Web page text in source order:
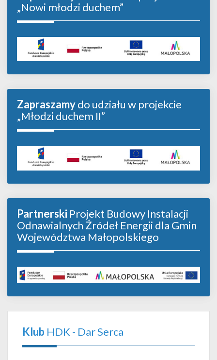
„Nowi młodzi duchem”
Zapraszamydo udziału w projekcie
„Młodzi duchem II”
Partnerski Projekt Budowy Instalacji
Odnawialnych Źródeł Energii dla Gmin
Województwa Małopolskiego
Klub HDK - Dar Serca